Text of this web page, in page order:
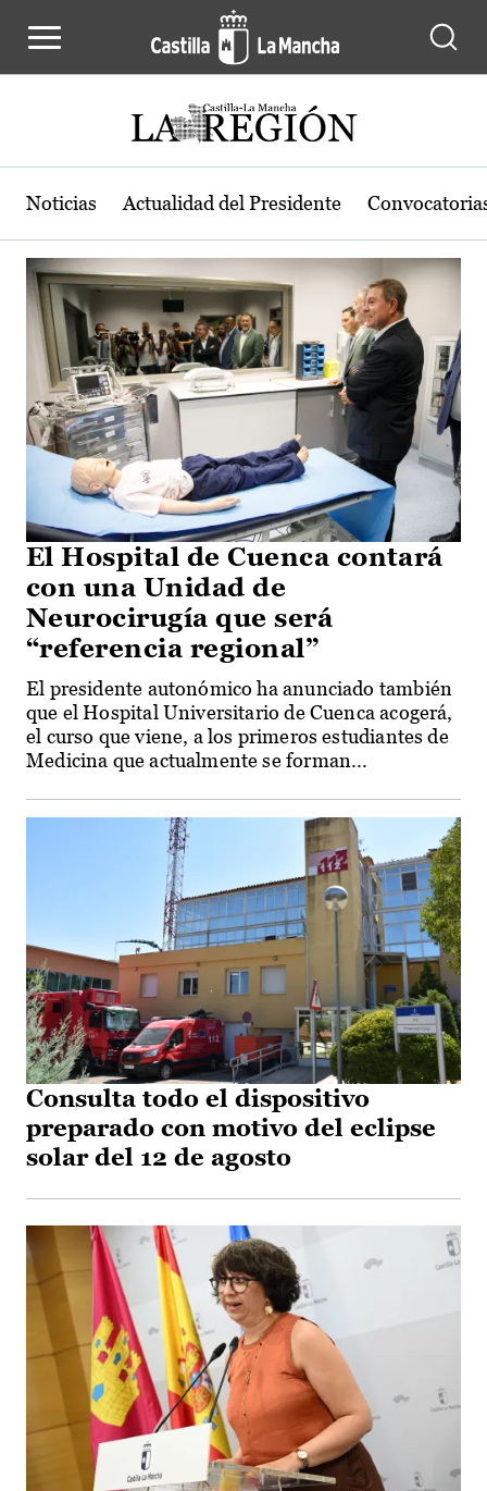
Actualidad de la región de Castilla-
Noticias Actualidad del Presidente
El Hospital de Cuenca contará
con una Unidad de
Neurocirugía que será
“referencia regional”
El presidente autonómico ha anunciado también
que el Hospital Universitario de Cuenca acogerá,
el curso que viene, a los primeros estudiantes de
Medicina que actualmente se forman...
Consulta todo el dispositivo
preparado con motivo del eclipse
solar del 12 de agosto